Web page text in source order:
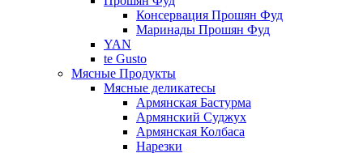
Консервация Прошян Фуд
Маринады Прошян Фуд
YAN
te Gusto
Мясные Продукты
Мясные деликатесы
Армянская Бастурма
Армянский Суджух
Армянская Колбаса
Нарезки